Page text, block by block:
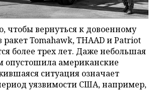
чтобы вернуться к довоенному
ракет Tomahawk, THAAD и Patriot
более трех лет. Даже небольшая
опустошила американские
ситуация означает
уязвимости США, например,